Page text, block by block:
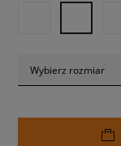
Wybierz rozmiar